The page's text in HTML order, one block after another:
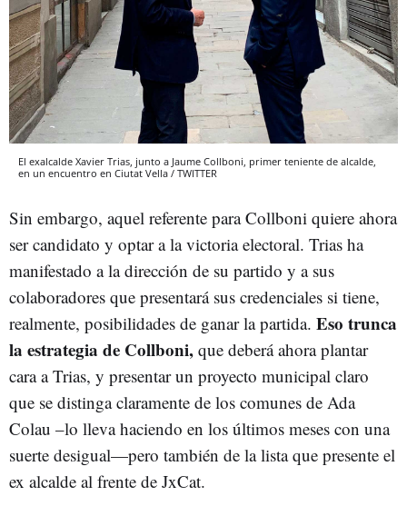
El exalcalde Xavier Trias, junto a Jaume Collboni, primer teniente de alcalde,
en un encuentro en Ciutat Vella / TWITTER
Sin embargo, aquel referente para Collboni quiere ahora
ser candidato y optar a la victoria electoral. Trias ha
manifestado a la dirección de su partido y a sus
colaboradores que presentará sus credenciales si tiene,
realmente, posibilidades de ganar la partida. Eso trunca
la estrategia de Collboni, que deberá ahora plantar
cara a Trias, y presentar un proyecto municipal claro
que se distinga claramente de los comunes de Ada
Colau –lo lleva haciendo en los últimos meses con una
suerte desigual—pero también de la lista que presente el
ex alcalde al frente de JxCat.